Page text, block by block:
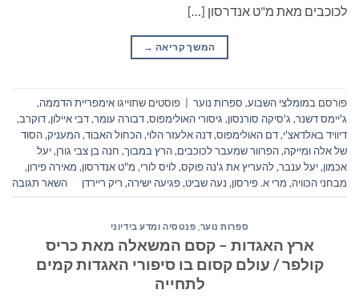
לכוכבים מאת מ"ט אנדרסון […]
המשך קריאה →
פורסם במומלצי השבוע, ספרות נוער פוסטים שתוייגו אימפריית הדממה,
ג'יימס דשנר, ג'סיקה סורנסון, גיסורי האולימפוס,דבורה עומר,דבי איילון,דוקרב,
דיוויד באלדאצ'י,דם האולימפוס,דנה אלעזר הלוי,הכחול האבוד,המעניק,הסוד
של אלה ומייקה,הפרוור שמעבר לכוכבים,הרץ במבוך, חנה בן צבי גורן,יעל
אכמון,יעל ענבר,להעריץ את ג'נה פוקס,לויס לורי, מ"ט אנדרסון, מאירה פירון,
מבחני הכוויה, מרי א. פירסון, נעה שביט,פגיעה ישירה, ריק ריירדן השאר תגובה
ספרות נוער פנטסיה ומדע בידיוני
ארץ האגדות – קסם המשאלה מאת כריס
קולפר / עולם קסום בו סיפורי האגדות קמים
לתחייה